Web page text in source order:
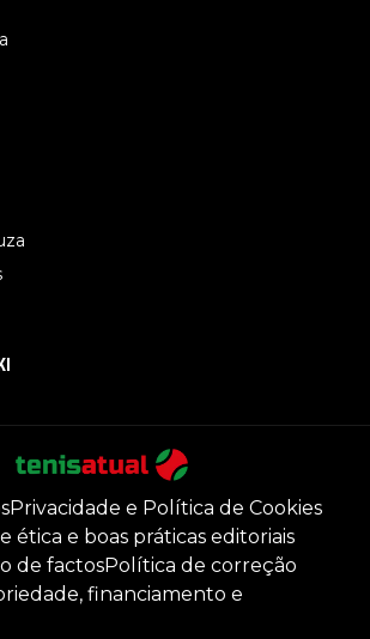
Privacidade e Política de Cookies
ética e boas práticas editoriais
de factosPolítica de correção
financiamento e